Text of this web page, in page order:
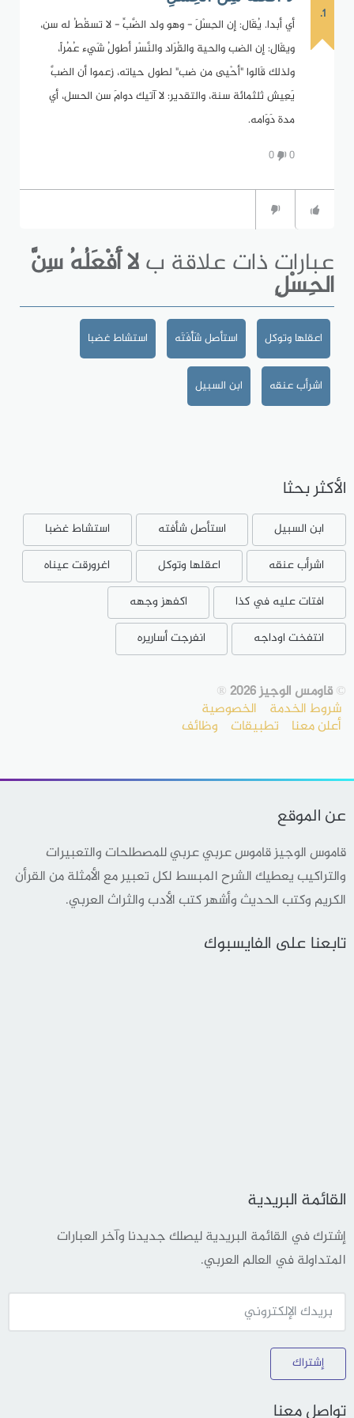
1.
أي أبدا. يُقَال: إن الحِسْلَ - وهو ولد الضَّبِّ - لا تسقُطُ له سن،
ويقَال: إن الضب والحية والقُرَاد والنَّسْر أطولُ شَيء عُمُراً،
ولذلك قَالوا "أحْيى من ضب" لطول حياته، زعموا أن الضبَّ
يَعِيش ثلثمائة سنة، والتقدير: لا آتيك دوامَ سن الحسل، أي
مدة دَوَامه.
0
0
عبارات ذات علاقة بلا أَفْعَلُهُ سِنَّ
الحِسْلِ
اعقلها وتوكل استأصل شَأْفَتَه استشاط غضبا
اشرأب عنقه ابن السبيل
الأكثر بحثا
ابن السبيل استأصل شأفته
استشاط غضبا
اشرأب عنقه
اعقلها وتوكل
اغرورقت عيناه
افتات عليه في كذا
اكفهز وجهه
انتفخت اوداجه
انفرجت أساريره
©قاومس الوجيز 2026 ®
شروط الخدمة الخصوصية
أعلن معنا تطبيقات وظائف
عن الموقع
قاموس الوجيز قاموس عربي عربي للمصطلحات والتعبيرات
والتراكيب يعطيك الشرح المبسط لكل تعبير مع الأمثلة من القرأن
الكريم وكتب الحديث وأشهر كتب الأدب والثراث العربي.
تابعنا على الفايسبوك
القائمة البريدية
إشترك في القائمة البريدية ليصلك جديدنا وآخر العبارات
المتداولة في العالم العربي.
إشتراك
تواصل معنا